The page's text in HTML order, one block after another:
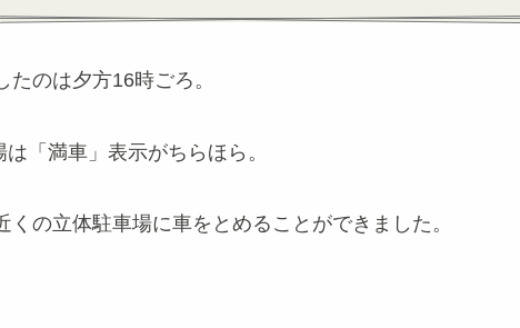
のは夕方16時ごろ。
「満車」表示がちらほら。
くの立体駐車場に車をとめることができました。